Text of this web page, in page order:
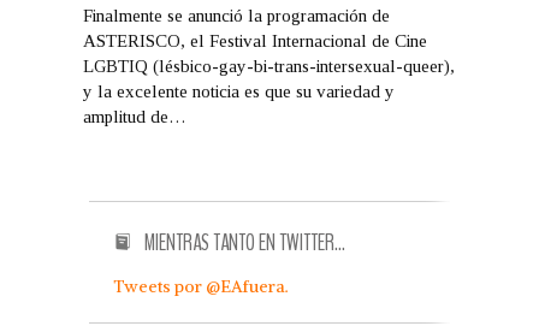
Finalmente se anunció la programación de
ASTERISCO, el Festival Internacional de Cine
LGBTIQ (lésbico-gay-bi-trans-intersexual-queer),
y la excelente noticia es que su variedad y
amplitud de…
MIENTRAS TANTO EN TWITTER…
Tweets por @EAfuera.